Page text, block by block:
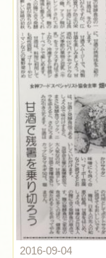
2016-09-04